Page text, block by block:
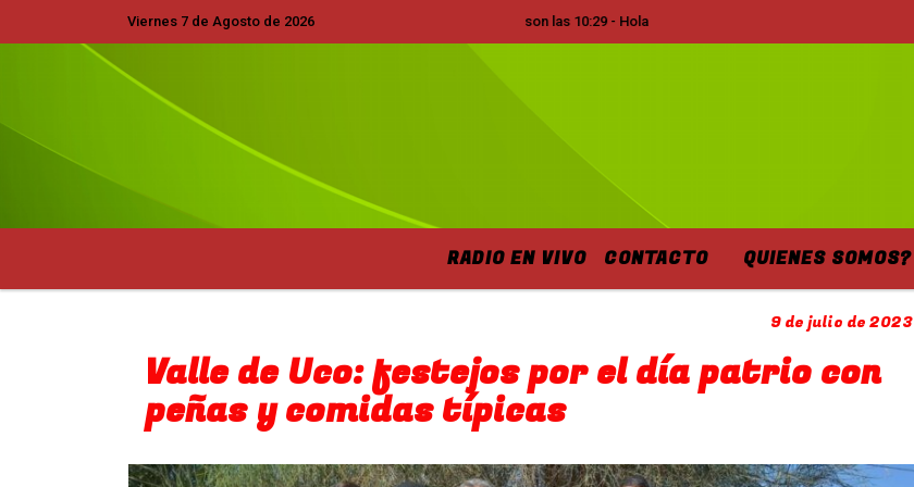
Viernes 7 de Agosto de 2026Hoy es Viernes 7 de Agosto de 2026 y son las 10:29 - Hola
RADIO EN VIVO CONTACTO QUIENES SOMOS?
9 de julio de 2023
Valle de Uco: festejos por el día patrio con
peñas y comidas típicas